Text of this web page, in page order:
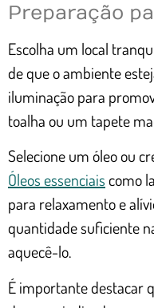
Preparação
Escolha um local
de que o ambiente
iluminação para
toalha ou um tapete
Selecione um óleo ou
Óleos essenciais como
para relaxamento e
quantidade suficiente
aquecê-lo.
É importante destacar